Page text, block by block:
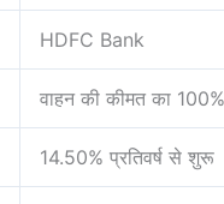
HDFC Bank
वाहन की कीमत का
14.50% प्रतिवर्ष से शुरू